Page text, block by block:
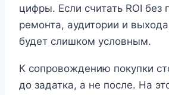
цифры. Если считать ROI без
ремонта, аудитории и
будет слишком условным.
К сопровождению покупки
до задатка, а не после. На